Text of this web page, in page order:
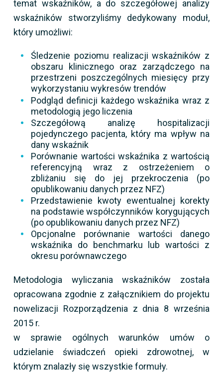
temat wskaźników, a do szczegółowej analizy
wskaźników stworzyliśmy dedykowany moduł,
który umożliwi:
Śledzenie poziomu realizacji wskaźników z
obszaru klinicznego oraz zarządczego na
przestrzeni poszczególnych miesięcy przy
wykorzystaniu wykresów trendów
Podgląd definicji każdego wskaźnika wraz z
metodologią jego liczenia
Szczegółową analizę hospitalizacji
pojedynczego pacjenta, który ma wpływ na
dany wskaźnik
Porównanie wartości wskaźnika z wartością
referencyjną wraz z ostrzeżeniem o
zbliżaniu się do jej przekroczenia (po
opublikowaniu danych przez NFZ)
Przedstawienie kwoty ewentualnej korekty
na podstawie współczynników korygujących
(po opublikowaniu danych przez NFZ)
Opcjonalne porównanie wartości danego
wskaźnika do benchmarku lub wartości z
okresu porównawczego
Metodologia wyliczania wskaźników została
opracowana zgodnie z załącznikiem do projektu
nowelizacji Rozporządzenia z dnia 8 września
2015 r.
w sprawie ogólnych warunków umów o
udzielanie świadczeń opieki zdrowotnej, w
którym znalazły się wszystkie formuły.